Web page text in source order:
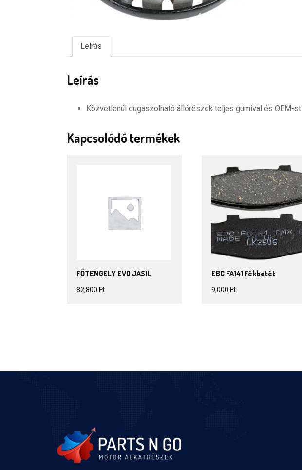
Leírás
Leírás
Közvetlenül dugaszolható állórészek teljes gumival és OEM-
Kapcsolódó termékek
FŐTENGELY EVO JASIL
82,800 Ft
EBC FA141 Fékbetét
9,000 Ft